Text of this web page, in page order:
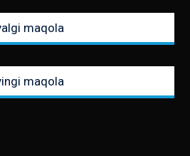
maqola
maqola